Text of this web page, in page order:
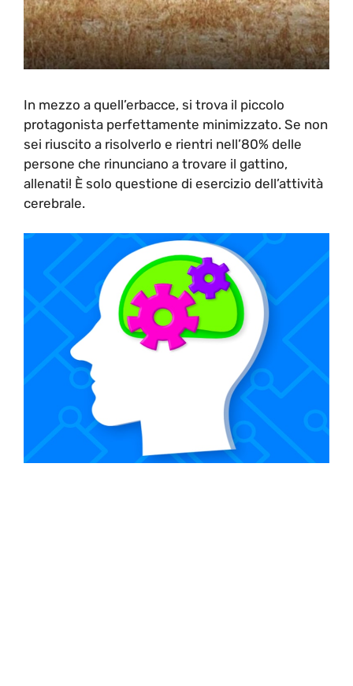
In mezzo a quell’erbacce, si trova il piccolo
protagonista perfettamente minimizzato. Se non
sei riuscito a risolverlo e rientri nell’80% delle
persone che rinunciano a trovare il gattino,
allenati! È solo questione di esercizio dell’attività
cerebrale.